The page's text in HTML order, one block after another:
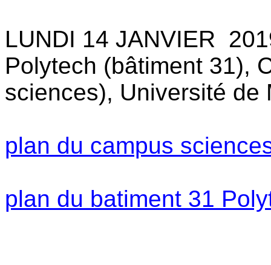
LUNDI 14 JANVIER
Polytech (bâtiment 31),
sciences), Université
plan du campus
plan du batiment 31